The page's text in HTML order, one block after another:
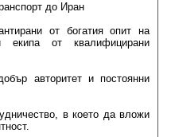
до Иран
от богатия опит на
екипа от квалифицирани
авторитет и постоянни
в което да вложи